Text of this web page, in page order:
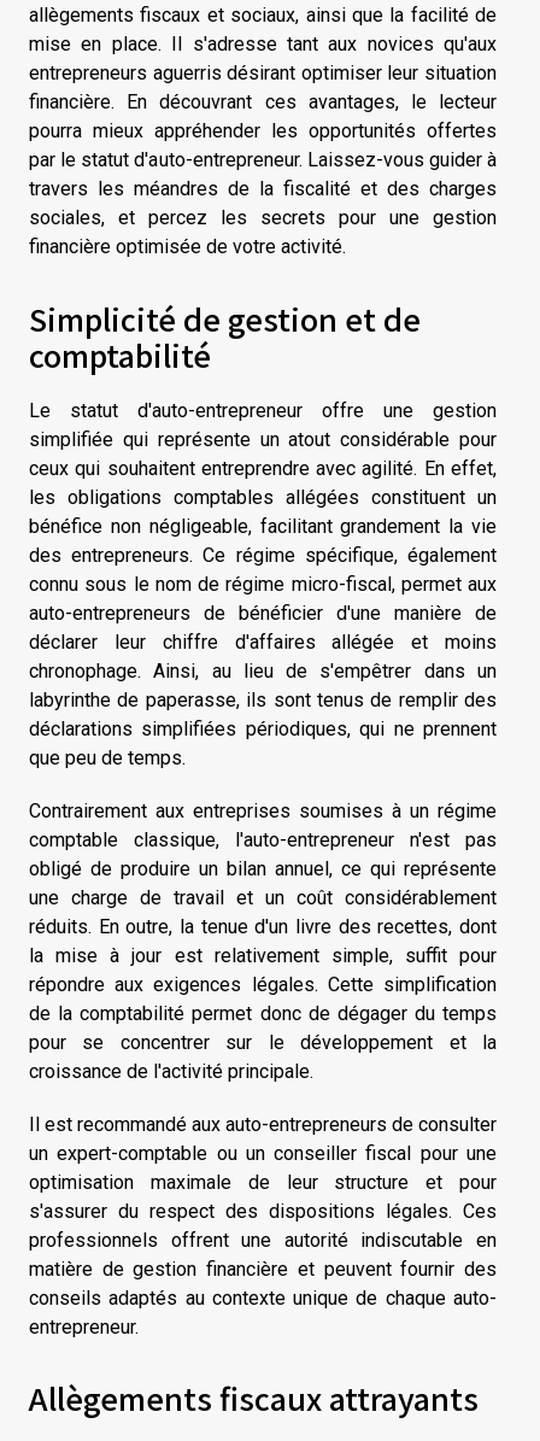
allègements fiscaux et sociaux, ainsi que la facilité de
mise en place. Il s'adresse tant aux novices qu'aux
entrepreneurs aguerris désirant optimiser leur situation
financière. En découvrant ces avantages, le lecteur
pourra mieux appréhender les opportunités offertes
par le statut d'auto-entrepreneur. Laissez-vous guider à
travers les méandres de la fiscalité et des charges
sociales, et percez les secrets pour une gestion
financière optimisée de votre activité.
Simplicité de gestion et de
comptabilité
Le statut d'auto-entrepreneur offre une gestion
simplifiée qui représente un atout considérable pour
ceux qui souhaitent entreprendre avec agilité. En effet,
les obligations comptables allégées constituent un
bénéfice non négligeable, facilitant grandement la vie
des entrepreneurs. Ce régime spécifique, également
connu sous le nom de régime micro-fiscal, permet aux
auto-entrepreneurs de bénéficier d'une manière de
déclarer leur chiffre d'affaires allégée et moins
chronophage. Ainsi, au lieu de s'empêtrer dans un
labyrinthe de paperasse, ils sont tenus de remplir des
déclarations simplifiées périodiques, qui ne prennent
que peu de temps.
Contrairement aux entreprises soumises à un régime
comptable classique, l'auto-entrepreneur n'est pas
obligé de produire un bilan annuel, ce qui représente
une charge de travail et un coût considérablement
réduits. En outre, la tenue d'un livre des recettes, dont
la mise à jour est relativement simple, suffit pour
répondre aux exigences légales. Cette simplification
de la comptabilité permet donc de dégager du temps
pour se concentrer sur le développement et la
croissance de l'activité principale.
Il est recommandé aux auto-entrepreneurs de consulter
un expert-comptable ou un conseiller fiscal pour une
optimisation maximale de leur structure et pour
s'assurer du respect des dispositions légales. Ces
professionnels offrent une autorité indiscutable en
matière de gestion financière et peuvent fournir des
conseils adaptés au contexte unique de chaque auto-
entrepreneur.
Allègements fiscaux attrayants